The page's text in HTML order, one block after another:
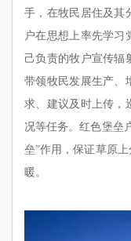
手，在牧民居住及其
户在思想上率先学习
己负责的牧户宣传辐
带领牧民发展生产、
求、建议及时上传，
况等任务。红色堡垒
垒”作用，保证草原
暖。